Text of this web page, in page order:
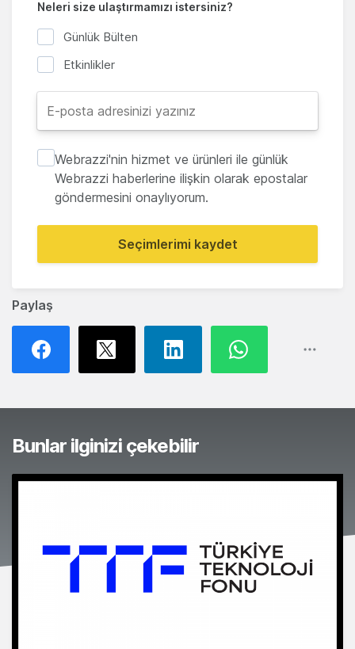
Paylaş
Neleri size ulaştırmamızı istersiniz?
Günlük Bülten
Etkinlikler
Webrazzi'nin hizmet ve ürünleri ile günlük
Webrazzi haberlerine ilişkin olarak epostalar
göndermesini onaylıyorum.
Seçimlerimi kaydet
Bunlar ilginizi çekebilir